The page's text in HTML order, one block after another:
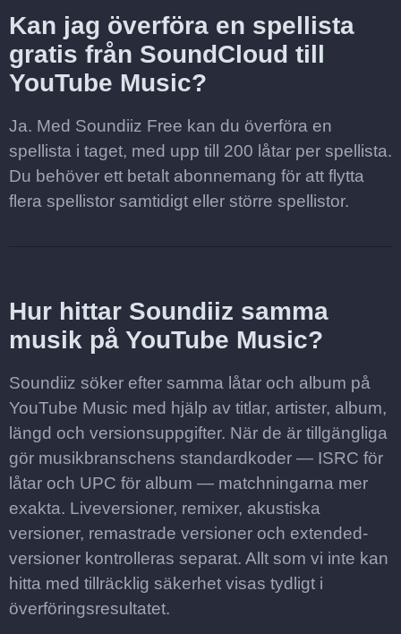
Kan jag överföra en spellista
gratis från SoundCloud till
YouTube Music?
Ja. Med Soundiiz Free kan du överföra en
spellista i taget, med upp till 200 låtar per spellista.
Du behöver ett betalt abonnemang för att flytta
flera spellistor samtidigt eller större spellistor.
Hur hittar Soundiiz samma
musik på YouTube Music?
Soundiiz söker efter samma låtar och album på
YouTube Music med hjälp av titlar, artister, album,
längd och versionsuppgifter. När de är tillgängliga
gör musikbranschens standardkoder — ISRC för
låtar och UPC för album — matchningarna mer
exakta. Liveversioner, remixer, akustiska
versioner, remastrade versioner och extended-
versioner kontrolleras separat. Allt som vi inte kan
hitta med tillräcklig säkerhet visas tydligt i
överföringsresultatet.